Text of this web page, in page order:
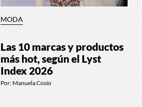
MODA
Las 10 marcas y productos
más hot, según el Lyst
Index 2026
Por: Manuela Cosío